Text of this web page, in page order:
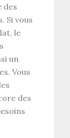
des
Si vous
le
un
Vous
des